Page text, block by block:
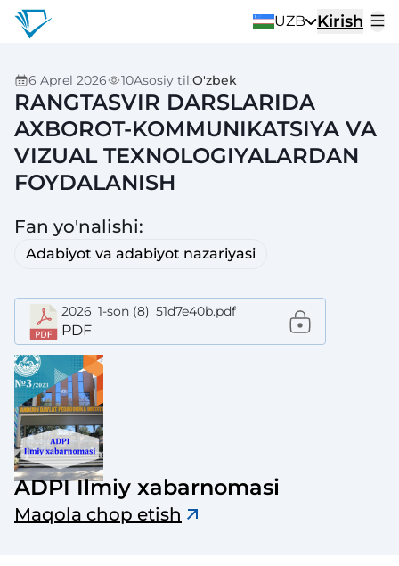
UZB Kirish
6 Aprel 2026 10Asosiy til:O'zbek
RANGTASVIR DARSLARIDA
AXBOROT-KOMMUNIKATSIYA VA
VIZUAL TEXNOLOGIYALARDAN
FOYDALANISH
Fan yo'nalishi:
Adabiyot va adabiyot nazariyasi
2026_1-son (8)_51d7e40b.pdf
PDF
ADPI Ilmiy xabarnomasi
Maqola chop etish